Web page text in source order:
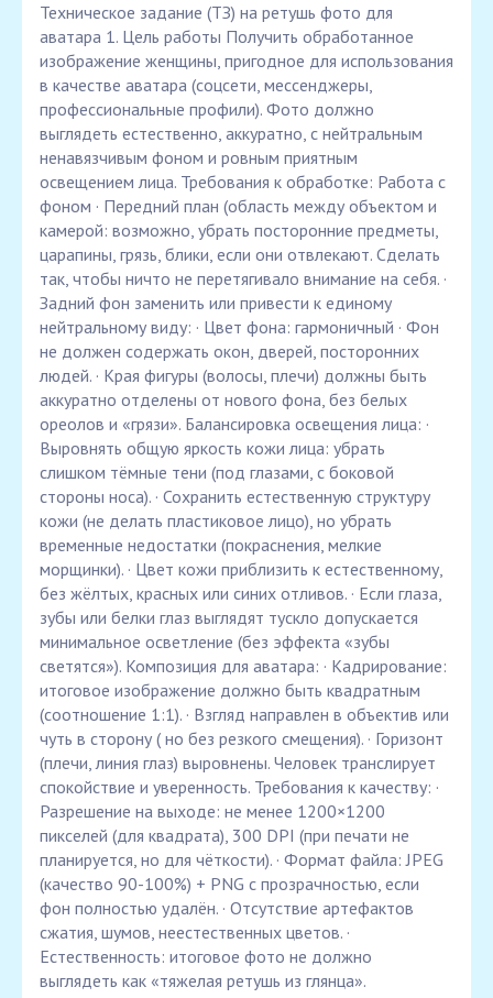
Техническое задание (ТЗ) на ретушь фото для
аватара 1. Цель работы Получить обработанное
изображение женщины, пригодное для использования
в качестве аватара (соцсети, мессенджеры,
профессиональные профили). Фото должно
выглядеть естественно, аккуратно, с нейтральным
ненавязчивым фоном и ровным приятным
освещением лица. Требования к обработке: Работа с
фоном · Передний план (область между объектом и
камерой: возможно, убрать посторонние предметы,
царапины, грязь, блики, если они отвлекают. Сделать
так, чтобы ничто не перетягивало внимание на себя. ·
Задний фон заменить или привести к единому
нейтральному виду: · Цвет фона: гармоничный · Фон
не должен содержать окон, дверей, посторонних
людей. · Края фигуры (волосы, плечи) должны быть
аккуратно отделены от нового фона, без белых
ореолов и «грязи». Балансировка освещения лица: ·
Выровнять общую яркость кожи лица: убрать
слишком тёмные тени (под глазами, с боковой
стороны носа). · Сохранить естественную структуру
кожи (не делать пластиковое лицо), но убрать
временные недостатки (покраснения, мелкие
морщинки). · Цвет кожи приблизить к естественному,
без жёлтых, красных или синих отливов. · Если глаза,
зубы или белки глаз выглядят тускло допускается
минимальное осветление (без эффекта «зубы
светятся»). Композиция для аватара: · Кадрирование:
итоговое изображение должно быть квадратным
(соотношение 1:1). · Взгляд направлен в объектив или
чуть в сторону ( но без резкого смещения). · Горизонт
(плечи, линия глаз) выровнены. Человек транслирует
спокойствие и уверенность. Требования к качеству: ·
Разрешение на выходе: не менее 1200×1200
пикселей (для квадрата), 300 DPI (при печати не
планируется, но для чёткости). · Формат файла: JPEG
(качество 90-100%) + PNG с прозрачностью, если
фон полностью удалён. · Отсутствие артефактов
сжатия, шумов, неестественных цветов. ·
Естественность: итоговое фото не должно
выглядеть как «тяжелая ретушь из глянца».